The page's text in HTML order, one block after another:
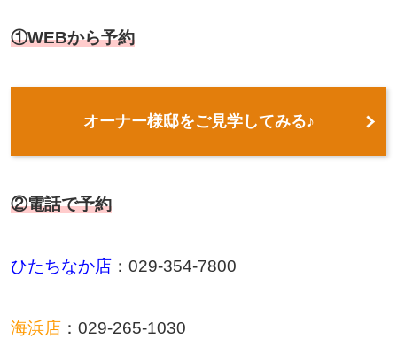
①WEBから予約
オーナー様邸をご見学してみる♪
②電話で予約
ひたちなか店： 029-354-7800
海浜店： 029-265-1030